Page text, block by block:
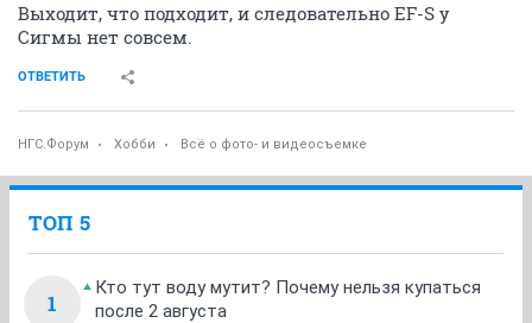
Выходит, что подходит, и следовательно EF-S у
Сигмы нет совсем.
ОТВЕТИТЬ
НГС.Форум Хобби Всё о фото- и видеосъемке
ТОП 5
1
Кто тут воду мутит? Почему нельзя купаться
после 2 августа